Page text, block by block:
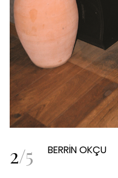
2/5 BERRİN OKÇU